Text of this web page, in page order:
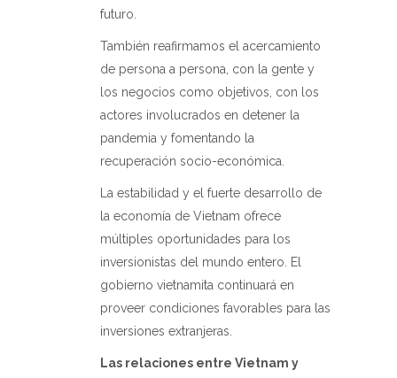
futuro.
También reafirmamos el acercamiento
de persona a persona, con la gente y
los negocios como objetivos, con los
actores involucrados en detener la
pandemia y fomentando la
recuperación socio-económica.
La estabilidad y el fuerte desarrollo de
la economía de Vietnam ofrece
múltiples oportunidades para los
inversionistas del mundo entero. El
gobierno vietnamita continuará en
proveer condiciones favorables para las
inversiones extranjeras.
Las relaciones entre Vietnam y